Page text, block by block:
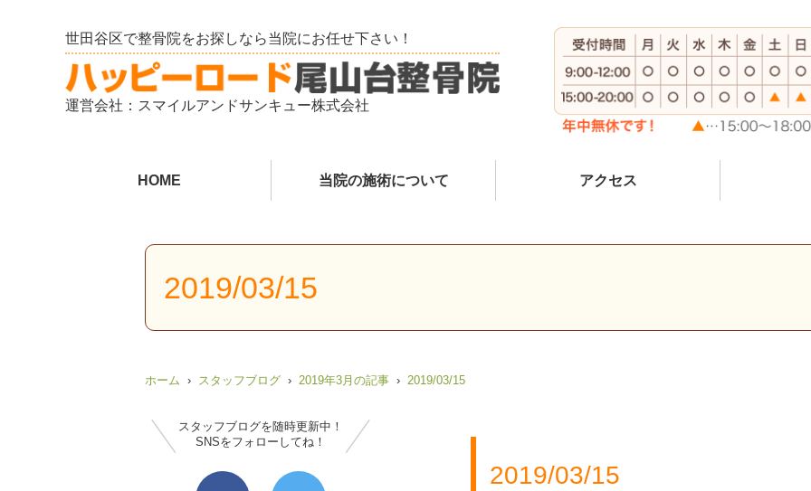
世田谷区で整骨院をお探しなら当院にお任せ下さい！
運営会社：スマイルアンドサンキュー株式会社
HOME 当院の施術について アクセス
2019/03/15
ホーム スタッフブログ 2019年3月の記事 2019/03/15
2019/03/15
スタッフブログを随時更新中！
SNSをフォローしてね！